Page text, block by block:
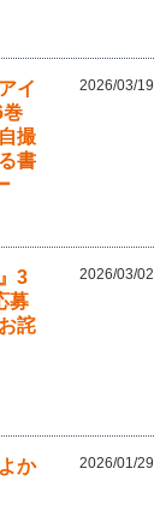
イ
巻
撮
書
2026/03/19
3
募
詫
2026/03/02
か
2026/01/29